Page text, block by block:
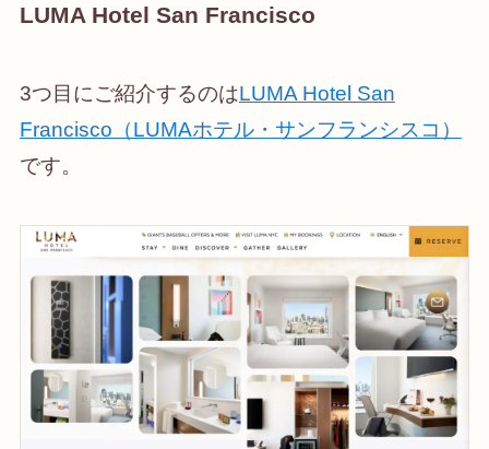
LUMA Hotel San Francisco
3つ目にご紹介するのはLUMA Hotel San
Francisco（LUMAホテル・サンフランシスコ）
です。